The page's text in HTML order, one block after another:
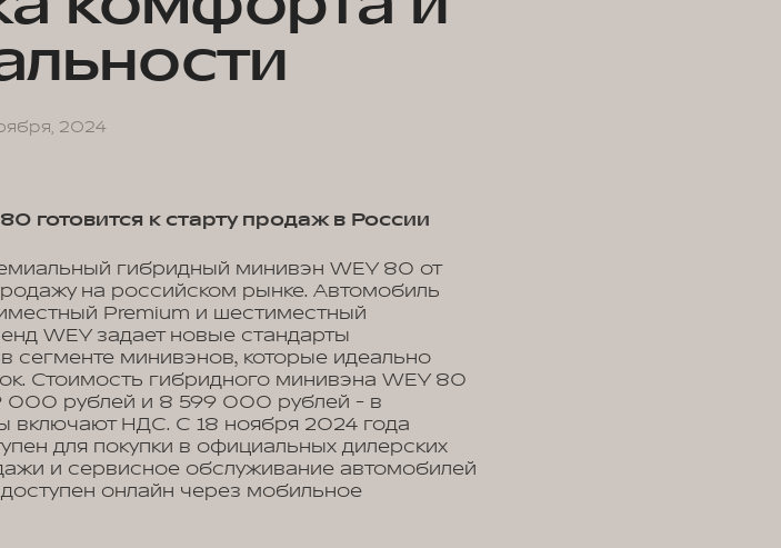
2024
готовится к старту продаж в России
гибридный минивэн WEY 80 от
на российском рынке. Автомобиль
Premium и шестиместный
WEY задает новые стандарты
сегменте минивэнов, которые идеально
Стоимость гибридного минивэна WEY 80
000 рублей и 8 599 000 рублей - в
включают НДС. С 18 ноября 2024 года
для покупки в официальных дилерских
и сервисное обслуживание автомобилей
онлайн через мобильное